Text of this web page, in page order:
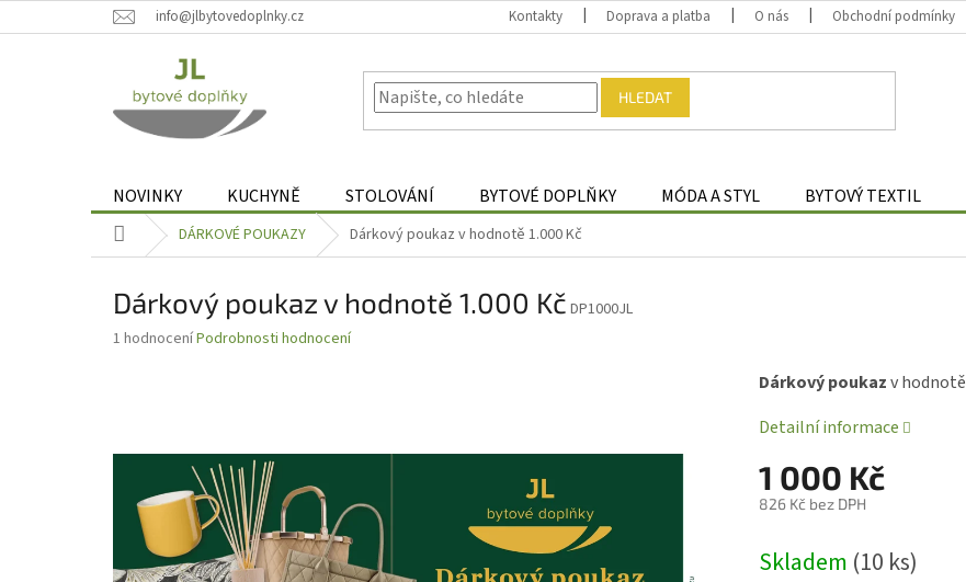
na
info@jlbytovedoplnky.cz Kontakty Doprava a platba O nás Obchodní podmínky
HLEDAT
NOVINKY KUCHYNĚ STOLOVÁNÍ BYTOVÉ DOPLŇKY MÓDA A STYL BYTOVÝ TEXTIL
Domů DÁRKOVÉ POUKAZY Dárkový poukaz v hodnotě 1.000 Kč
Dárkový poukaz v hodnotě 1.000 Kč DP1000JL
Průměrné
1 hodnoceníPodrobnosti hodnocení
1 000 Kč
826 Kč bez DPH
cena:
Skladem (10 ks)
Dárkový poukazv hodnotě
Detailní informace